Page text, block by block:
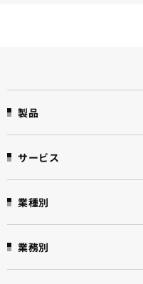
製品
サービス
業種別
業務別